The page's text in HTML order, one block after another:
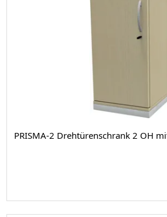
PRISMA-2 Drehtürenschrank 2 OH